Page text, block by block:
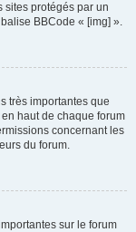
sites protégés par un
BBCode « [img] ».
très importantes que
haut de chaque forum
concernant les
du forum.
sur le forum